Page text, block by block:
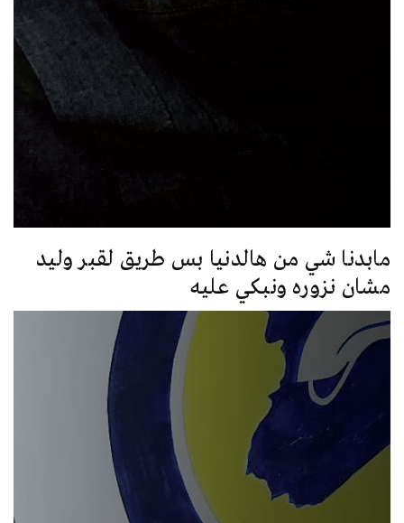
مابدنا شي من هالدنيا بس طريق لقبر وليد
مشان نزوره ونبكي عليه